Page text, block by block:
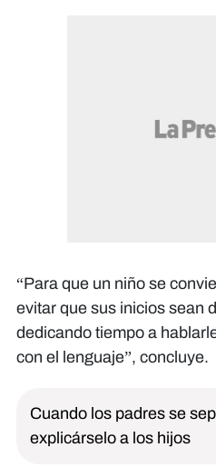
“Para que un niño se
evitar que sus inicios sean
dedicando tiempo a
con el lenguaje”, concluye.
Cuando los padres se
explicárselo a los hijos